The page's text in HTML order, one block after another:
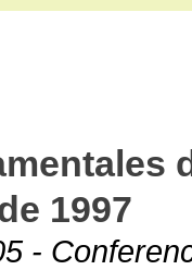
1997
-